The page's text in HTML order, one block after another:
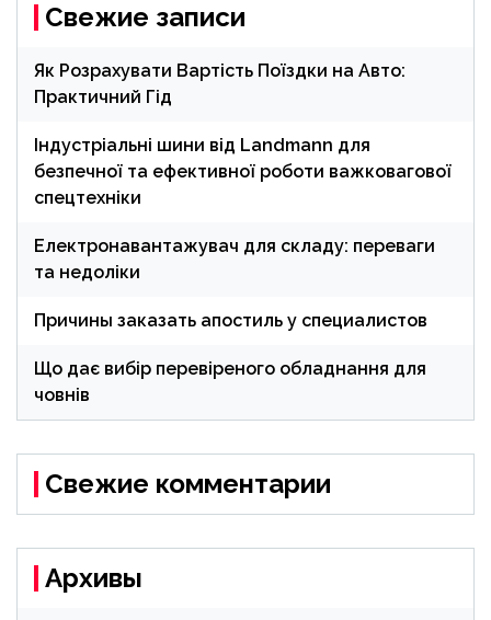
Свежие записи
Як Розрахувати Вартість Поїздки на Авто:
Практичний Гід
Індустріальні шини від Landmann для
безпечної та ефективної роботи важковагової
спецтехніки
Електронавантажувач для складу: переваги
та недоліки
Причины заказать апостиль у специалистов
Що дає вибір перевіреного обладнання для
човнів
Свежие комментарии
Архивы